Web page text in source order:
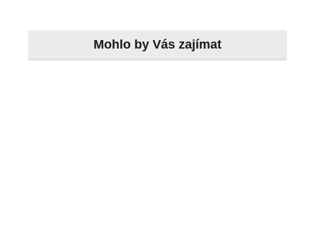
Mohlo by Vás zajímat